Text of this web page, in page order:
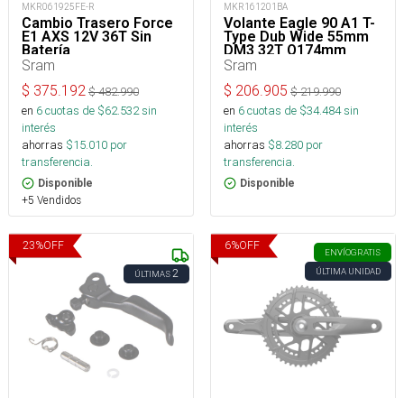
MKR061925FE-R
Cambio Trasero Force
E1 AXS 12V 36T Sin
Batería
Sram
$ 375.192 $482.990
en 6cuotas de $62.532sin
interés
ahorras $15.010 por
transferencia.
Disponible
+5 Vendidos
MKR161201BA
Volante Eagle 90 A1 T-
Type Dub Wide 55mm
DM3 32T Q174mm
Sram
$ 206.905 $219.990
en 6cuotas de $34.484sin
interés
ahorras $8.280 por
transferencia.
Disponible
23%OFF
ÚLTIMAS2
6%OFF
ENVÍOGRATIS
ÚLTIMA UNIDAD